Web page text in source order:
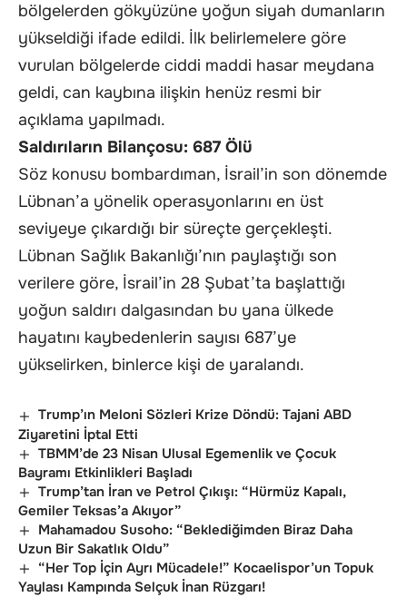
bölgelerden gökyüzüne yoğun siyah dumanların
yükseldiği ifade edildi. İlk belirlemelere göre
vurulan bölgelerde ciddi maddi hasar meydana
geldi, can kaybına ilişkin henüz resmi bir
açıklama yapılmadı.
Saldırıların Bilançosu: 687 Ölü
Söz konusu bombardıman, İsrail’in son dönemde
Lübnan’a yönelik operasyonlarını en üst
seviyeye çıkardığı bir süreçte gerçekleşti.
Lübnan Sağlık Bakanlığı’nın paylaştığı son
verilere göre, İsrail’in 28 Şubat’ta başlattığı
yoğun saldırı dalgasından bu yana ülkede
hayatını kaybedenlerin sayısı 687’ye
yükselirken, binlerce kişi de yaralandı.
Trump’ın Meloni Sözleri Krize Döndü: Tajani ABD
Ziyaretini İptal Etti
TBMM’de 23 Nisan Ulusal Egemenlik ve Çocuk
Bayramı Etkinlikleri Başladı
Trump’tan İran ve Petrol Çıkışı: “Hürmüz Kapalı,
Gemiler Teksas’a Akıyor”
Mahamadou Susoho: “Beklediğimden Biraz Daha
Uzun Bir Sakatlık Oldu”
“Her Top İçin Ayrı Mücadele!” Kocaelispor’un Topuk
Yaylası Kampında Selçuk İnan Rüzgarı!